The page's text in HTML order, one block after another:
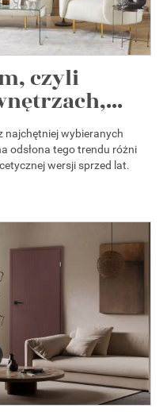
czyli
najchętniej wybieranych
odsłona tego trendu różni
wersji sprzed lat.